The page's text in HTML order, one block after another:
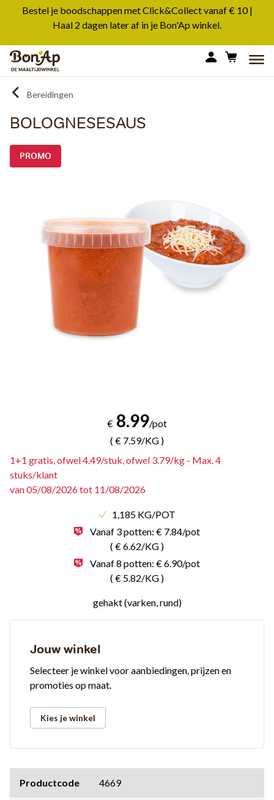
Overslaan
de
inhoud
gaan
Bestel je boodschappen met Click&Collect vanaf € 10 |
Haal 2 dagen later af in je Bon'Ap winkel.
Bereidingen
BOLOGNESESAUS
PROMO
€ 8.99/pot
( € 7.59/KG )
1+1 gratis, ofwel 4.49/stuk, ofwel 3.79/kg - Max. 4
stuks/klant
van05/08/2026tot 11/08/2026
1,185 KG/POT
Vanaf 3 potten: € 7.84/pot
( € 6.62/KG )
Vanaf 8 potten: € 6.90/pot
( € 5.82/KG )
gehakt (varken, rund)
Jouw winkel
Selecteer je winkel voor aanbiedingen, prijzen en
promoties op maat.
Kies je winkel
Productcode 4669